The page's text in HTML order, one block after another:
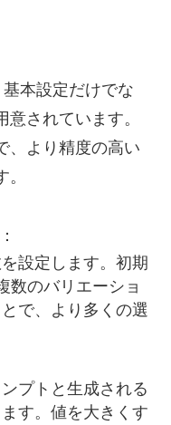
本設定だけでな
されています。
、より精度の高い
：
設定します。初期
数のバリエーショ
で、より多くの選
プトと生成される
す。値を大きくす